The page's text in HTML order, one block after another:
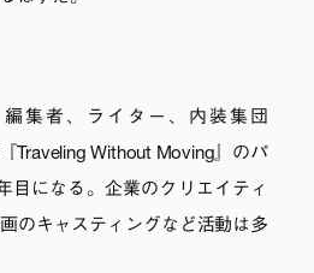
集者、ライター、内装集団
Traveling Without Moving』のパ
目になる。企業のクリエイティ
のキャスティングなど活動は多